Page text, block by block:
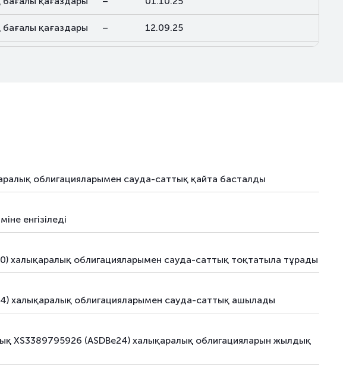
қағаздары – 12.09.25
облигацияларымен сауда-саттық қайта басталды
енгізіледі
халықаралық облигацияларымен сауда-саттық тоқтатыла тұрады
халықаралық облигацияларымен сауда-саттық ашылады
XS3389795926 (ASDBe24) халықаралық облигацияларын жылдық